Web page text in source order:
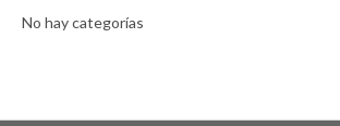
No hay categorías